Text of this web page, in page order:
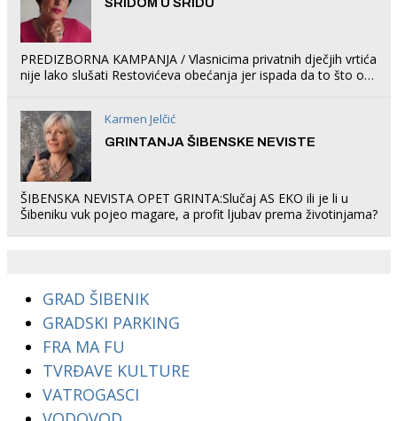
SRIDOM U SRIDU
PREDIZBORNA KAMPANJA / Vlasnicima privatnih dječjih vrtića
nije lako slušati Restovićeva obećanja jer ispada da to što oni
Karmen Jelčić
GRINTANJA ŠIBENSKE NEVISTE
ŠIBENSKA NEVISTA OPET GRINTA:Slučaj AS EKO ili je li u
Šibeniku vuk pojeo magare, a profit ljubav prema životinjama?
GRAD ŠIBENIK
GRADSKI PARKING
FRA MA FU
TVRĐAVE KULTURE
VATROGASCI